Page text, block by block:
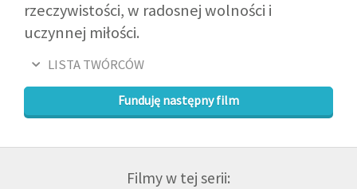
rzeczywistości, w radosnej wolności i
uczynnej miłości.
LISTA TWÓRCÓW
Funduję następny film
Filmy w tej serii: